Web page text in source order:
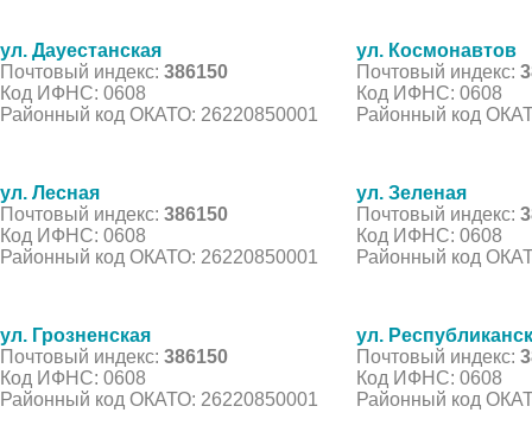
ул. Дауестанская
Почтовый индекс: 386150
Код ИФНС: 0608
Районный код ОКАТО: 26220850001
ул. Космонавтов
Почтовый индекс:
Код ИФНС: 0608
Районный код
ул. Лесная
Почтовый индекс: 386150
Код ИФНС: 0608
Районный код ОКАТО: 26220850001
ул. Зеленая
Почтовый индекс:
Код ИФНС: 0608
Районный код
ул. Грозненская
Почтовый индекс: 386150
Код ИФНС: 0608
Районный код ОКАТО: 26220850001
ул.
Почтовый индекс:
Код ИФНС: 0608
Районный код